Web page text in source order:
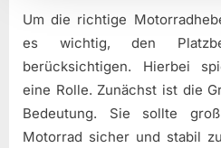
Um die richtige
es wichtig, den
berücksichtigen. Hierbei
eine Rolle. Zunächst ist die
Bedeutung. Sie sollte
Motorrad sicher und stabil